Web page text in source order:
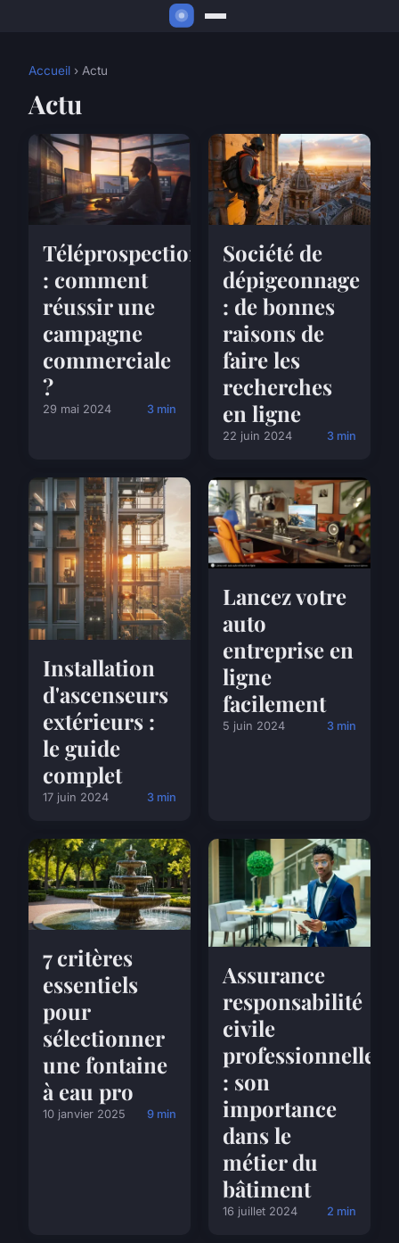
Accueil › Actu
Actu
Téléprospection
: comment
réussir une
campagne
commerciale
?
29 mai 2024 3 min
Société de
dépigeonnage
: de bonnes
raisons de
faire les
recherches
en ligne
22 juin 2024 3 min
Installation
d'ascenseurs
extérieurs :
le guide
complet
17 juin 2024 3 min
Lancez votre
auto
entreprise en
ligne
facilement
5 juin 2024 3 min
7 critères
essentiels
pour
sélectionner
une fontaine
à eau pro
10 janvier 2025 9 min
Assurance
responsabilité
civile
professionnelle
: son
importance
dans le
métier du
bâtiment
16 juillet 2024 2 min